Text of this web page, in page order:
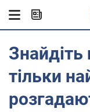
Знайдіть
тільки